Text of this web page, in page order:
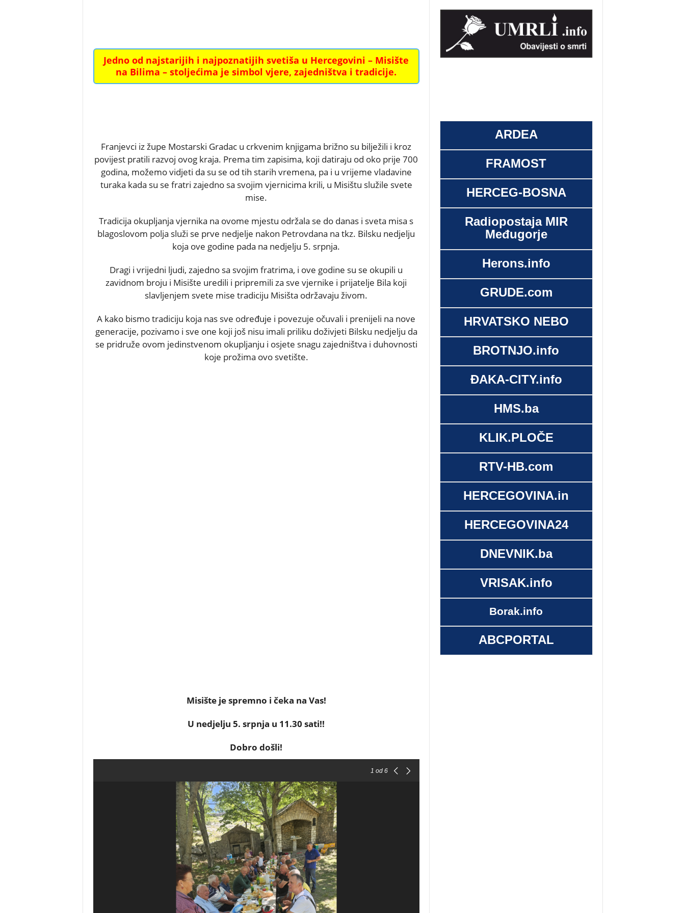
Jedno od najstarijih i najpoznatijih svetiša u Hercegovini – Misište
na Bilima – stoljećima je simbol vjere, zajedništva i tradicije.
Franjevci iz župe Mostarski Gradac u crkvenim knjigama brižno su bilježili i kroz
povijest pratili razvoj ovog kraja. Prema tim zapisima, koji datiraju od oko prije 700
godina, možemo vidjeti da su se od tih starih vremena, pa i u vrijeme vladavine
turaka kada su se fratri zajedno sa svojim vjernicima krili, u Misištu služile svete
mise.
Tradicija okupljanja vjernika na ovome mjestu održala se do danas i sveta misa s
blagoslovom polja služi se prve nedjelje nakon Petrovdana na tkz. Bilsku nedjelju
koja ove godine pada na nedjelju 5. srpnja.
Dragi i vrijedni ljudi, zajedno sa svojim fratrima, i ove godine su se okupili u
zavidnom broju i Misište uredili i pripremili za sve vjernike i prijatelje Bila koji
slavljenjem svete mise tradiciju Misišta održavaju živom.
A kako bismo tradiciju koja nas sve određuje i povezuje očuvali i prenijeli na nove
generacije, pozivamo i sve one koji još nisu imali priliku doživjeti Bilsku nedjelju da
se pridruže ovom jedinstvenom okupljanju i osjete snagu zajedništva i duhovnosti
koje prožima ovo svetište.
Misište je spremno i čeka na Vas!
U nedjelju 5. srpnja u 11.30 sati!!
Dobro došli!
1 od 6
ARDEA
FRAMOST
HERCEG-BOSNA
Radiopostaja MIR
Međugorje
Herons.info
GRUDE.com
HRVATSKO NEBO
BROTNJO.info
ĐAKA-CITY.info
HMS.ba
KLIK.PLOČE
RTV-HB.com
HERCEGOVINA.in
HERCEGOVINA24
DNEVNIK.ba
VRISAK.info
Borak.info
ABCPORTAL